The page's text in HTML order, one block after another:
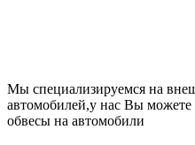
Мы специализируемся на
автомобилей,у нас Вы можете
обвесы на автомобили